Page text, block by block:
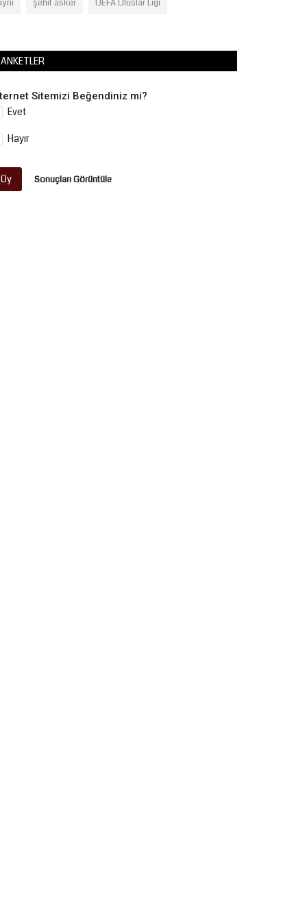
şehit asker UEFA Uluslar Ligi
ANKETLER
Sitemizi Beğendiniz mi?
Evet
Hayır
Oy Sonuçları Görüntüle